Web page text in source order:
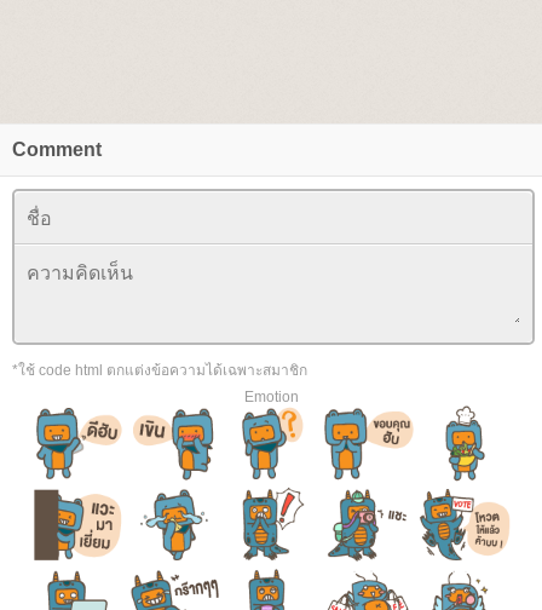
Comment
*ใช้ code html ตกแต่งข้อความได้เฉพาะสมาชิก
Emotion